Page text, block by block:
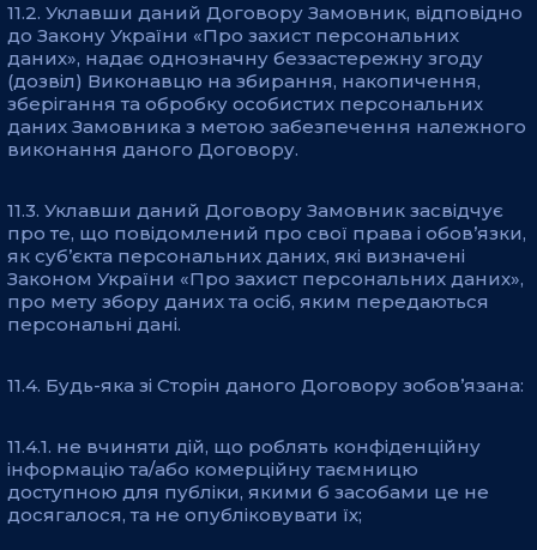
11.2. Уклавши даний Договору Замовник, відповідно
до Закону України «Про захист персональних
даних», надає однозначну беззастережну згоду
(дозвіл) Виконавцю на збирання, накопичення,
зберігання та обробку особистих персональних
даних Замовника з метою забезпечення належного
виконання даного Договору.
11.3. Уклавши даний Договору Замовник засвідчує
про те, що повідомлений про свої права і обов’язки,
як суб’єкта персональних даних, які визначені
Законом України «Про захист персональних даних»,
про мету збору даних та осіб, яким передаються
персональні дані.
11.4. Будь-яка зі Сторін даного Договору зобов’язана:
11.4.1. не вчиняти дій, що роблять конфіденційну
інформацію та/або комерційну таємницю
доступною для публіки, якими б засобами це не
досягалося, та не опубліковувати їх;